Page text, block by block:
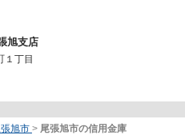
旭支店
１丁目
旭市 > 尾張旭市の信用金庫